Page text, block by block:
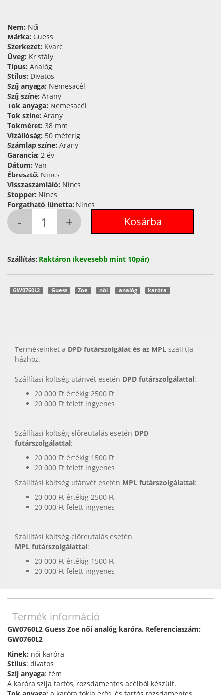
Nem: Női
Márka: Guess
Szerkezet: Kvarc
Üveg: Kristály
Típus: Analóg
Stílus: Divatos
Szíj anyaga: Nemesacél
Szíj színe: Arany
Tok anyaga: Nemesacél
Tok színe: Arany
Tokméret: 38 mm
Vízállóság: 50 méterig
Számlap színe: Arany
Garancia: 2 év
Dátum: Van
Ébresztő: Nincs
Visszaszámláló: Nincs
Stopper: Nincs
Forgatható lünetta: Nincs
Szállítás: Raktáron (kevesebb mint 10pár)
GW0760L2 Guess Zoe női analóg karóra
Termékeinket a DPD futárszolgálat és az MPL szállítja
házhoz.
Szállítási költség utánvét esetén DPD futárszolgálattal:
20 000 Ft értékig 2500 Ft
20 000 Ft felett ingyenes
Szállítási költség előreutalás esetén DPD
futárszolgálattal:
20 000 Ft értékig 1500 Ft
20 000 Ft felett ingyenes
Szállítási költség utánvét esetén MPL futárszolgálattal:
20 000 Ft értékig 2500 Ft
20 000 Ft felett ingyenes
Szállítási költség előreutalás esetén
MPL futárszolgálattal:
20 000 Ft értékig 1500 Ft
20 000 Ft felett ingyenes
Termék információ
GW0760L2 Guess Zoe női analóg karóra. Referenciaszám:
GW0760L2
Kinek: női karóra
Stílus: divatos
Szíj anyaga: fém
A karóra szíja tartós, rozsdamentes acélból készült.